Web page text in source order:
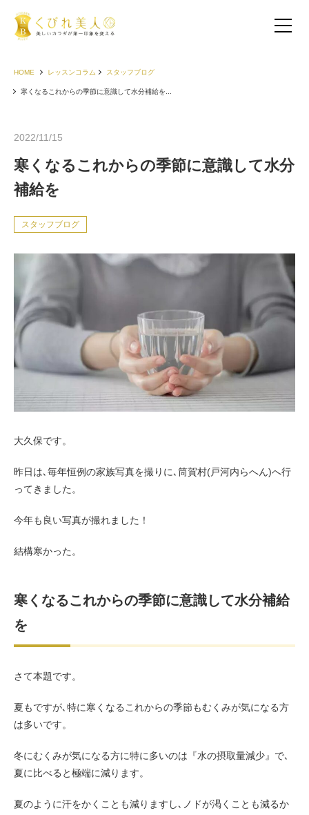
お客様の声（40代）
お客様の声（男性）
HOME レッスンコラム スタッフブログ
寒くなるこれからの季節に意識して水分補給を...
2022/11/15
寒くなるこれからの季節に意識して水分
補給を
スタッフブログ
大久保です。
昨日は､毎年恒例の家族写真を撮りに､筒賀村(戸河内らへん)へ行
ってきました。
今年も良い写真が撮れました！
結構寒かった。
寒くなるこれからの季節に意識して水分補給
を
さて本題です。
夏もですが､特に寒くなるこれからの季節もむくみが気になる方
は多いです。
冬にむくみが気になる方に特に多いのは『水の摂取量減少』で､
夏に比べると極端に減ります。
夏のように汗をかくことも減りますし､ノドが渇くことも減るか